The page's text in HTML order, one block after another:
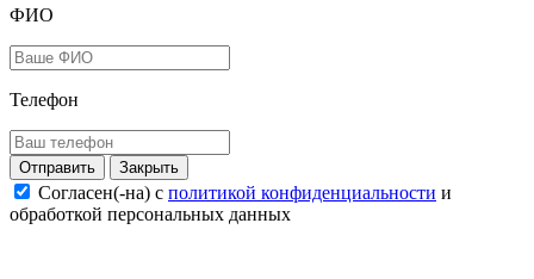
ФИО
Телефон
Закрыть
Согласен(-на) c политикой конфиденциальности и
обработкой персональных данных